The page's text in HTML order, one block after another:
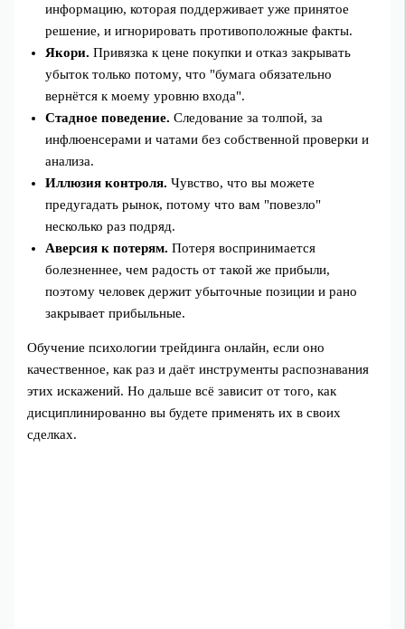
информацию, которая поддерживает уже принятое
решение, и игнорировать противоположные факты.
Якори. Привязка к цене покупки и отказ закрывать
убыток только потому, что "бумага обязательно
вернётся к моему уровню входа".
Стадное поведение. Следование за толпой, за
инфлюенсерами и чатами без собственной проверки и
анализа.
Иллюзия контроля. Чувство, что вы можете
предугадать рынок, потому что вам "повезло"
несколько раз подряд.
Аверсия к потерям. Потеря воспринимается
болезненнее, чем радость от такой же прибыли,
поэтому человек держит убыточные позиции и рано
закрывает прибыльные.
Обучение психологии трейдинга онлайн, если оно
качественное, как раз и даёт инструменты распознавания
этих искажений. Но дальше всё зависит от того, как
дисциплинированно вы будете применять их в своих
сделках.